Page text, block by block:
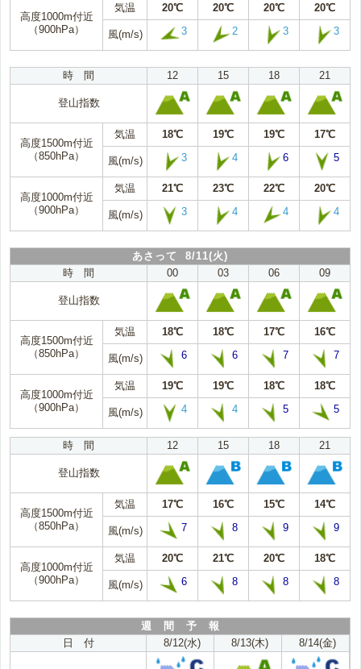
高度1000m付近
（900hPa）
気温 20℃ 20℃ 20℃ 20℃
風(m/s) 3 2 3 3
時 間 12 15 18 21
登山指数
高度1500m付近
（850hPa）
気温 18℃ 19℃ 19℃ 17℃
風(m/s) 3 4 6 5
高度1000m付近
（900hPa）
気温 21℃ 23℃ 22℃ 20℃
風(m/s) 3 4 4 4
あさって 8/11(火)
時 間
00 03 06 09
登山指数
高度1500m付近
（850hPa）
気温 18℃ 18℃ 17℃ 16℃
風(m/s) 6 6 7 7
高度1000m付近
（900hPa）
気温 19℃ 19℃ 18℃ 18℃
風(m/s) 4 4 5 5
時 間 12 15 18 21
登山指数
高度1500m付近
（850hPa）
気温 17℃ 16℃ 15℃ 14℃
風(m/s) 7 8 9 9
高度1000m付近
（900hPa）
気温 20℃ 21℃ 20℃ 18℃
風(m/s) 6 8 8 8
週 間 予 報
日 付
8/12(水) 8/13(木) 8/14(金)